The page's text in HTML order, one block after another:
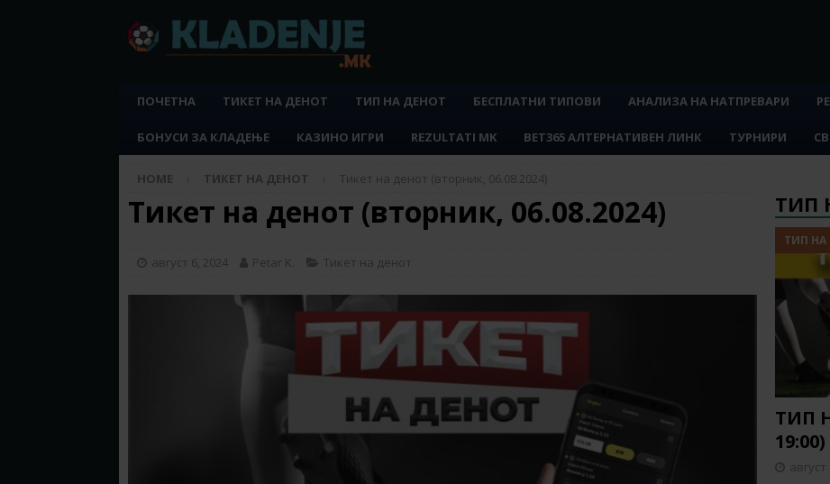
ПОЧЕТНА ТИКЕТ НА ДЕНОТ ТИП НА ДЕНОТ БЕСПЛАТНИ ТИПОВИ АНАЛИЗА НА НАТПРЕВАРИ
БОНУСИ ЗА КЛАДЕЊЕ КАЗИНО ИГРИ REZULTATI MK BET365 АЛТЕРНАТИВЕН ЛИНК ТУРНИРИ
HOME ТИКЕТ НА ДЕНОТ Тикет на денот (вторник, 06.08.2024)
Тикет на денот (вторник, 06.08.2024)
август 6, 2024 Petar K. Тикет на денот
ТИП
ТИП НА
ТИП
август